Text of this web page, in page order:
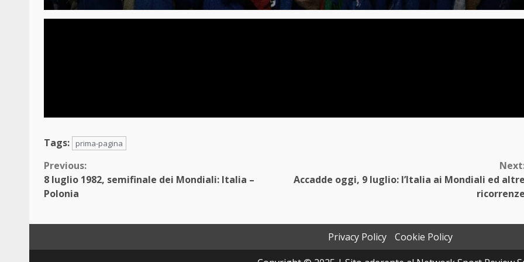
Tags: prima-pagina
Continue
Reading
Previous:
8 luglio 1982, semifinale dei Mondiali: Italia –
Polonia
Accadde oggi, 9 luglio: l’Italia ai Mondiali ed altre
ricorrenze
Privacy Policy
Cookie Policy